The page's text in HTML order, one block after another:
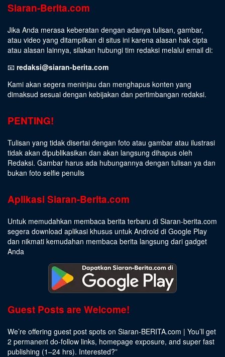
Siaran-Berita.com
Jika Anda merasa keberatan dengan adanya tulisan, gambar,
atau video yang ditampilkan di situs ini karena alasan hak cipta
atau alasan lainnya, silakan hubungi tim redaksi melalui email di:
📧 redaksi@siaran-berita.com
Kami akan segera meninjau dan menghapus konten yang
dimaksud sesuai dengan kebijakan dan pertimbangan redaksi.
PENTING!
Tulisan yang tidak disertai dengan foto atau gambar atau ilustrasi
tidak akan dipublikasikan dan akan langsung dihapus oleh
Redaksi. Gambar harus ada hubungannya dengan tulisan ya dan
bukan foto selfie penulis
Aplikasi Siaran-Berita.com
Untuk memudahkan membaca berita terbaru di Siaran-berita.com
segera download aplikasi khusus untuk Android di Google Play
dan nikmati kemudahan membaca berita langsung dari gadget
Anda
Guest Posts are Welcome!
We’re offering guest post spots on Siaran-BERITA.com | You’ll get
2 permanent do-follow links, homepage exposure, and super fast
publishing (1–24 hrs). Interested?”